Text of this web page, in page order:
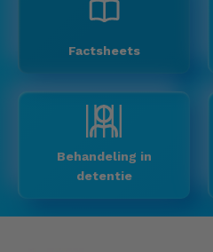
Factsheets
Behandeling in
detentie